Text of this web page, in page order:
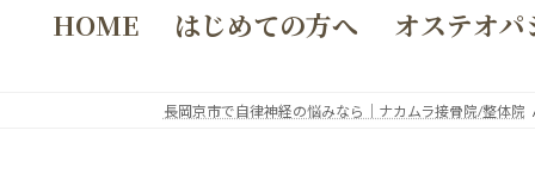
HOME はじめての方へ オステオ
長岡京市で自律神経の悩みなら｜ナカムラ接骨院/整体院